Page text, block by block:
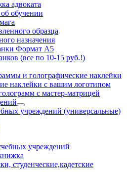
адвоката
обучении
образца
назначения
Формат А5
(все по 10-15 руб.!)
и голографические наклейки
наклейки с вашим логотипом
с мастер-матрицей
учреждений (универсальные)
учреждений
студенческие,кадетские